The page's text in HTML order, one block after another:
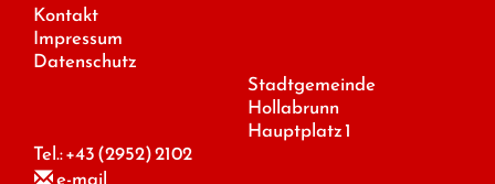
Kontakt
Impressum
Datenschutz
Stadtgemeinde
Hollabrunn
Hauptplatz 1
Tel.:+43 (2952) 2102